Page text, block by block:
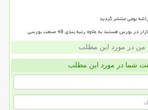
بومی منتشر گردید
هستند به علاوه رتبه بندی 48 صنعت بورسی
من در مورد این مطلب
شما در مورد این مطلب